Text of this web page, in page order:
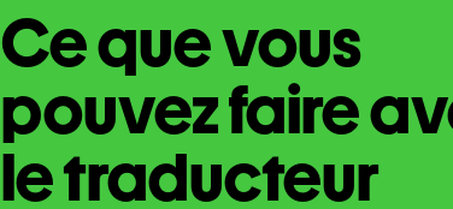
Ce que vous
pouvez faire
le traducteur